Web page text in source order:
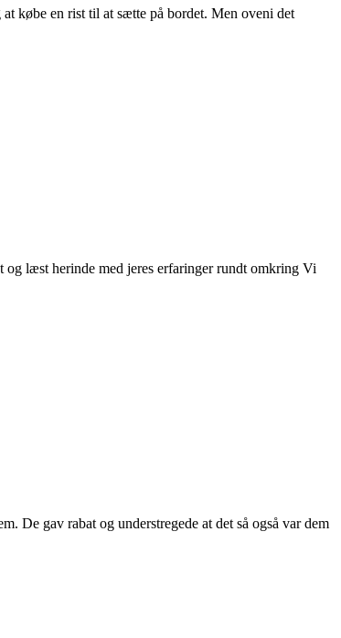
købe en rist til at sætte på bordet. Men oveni det
læst herinde med jeres erfaringer rundt omkring Vi
De gav rabat og understregede at det så også var dem